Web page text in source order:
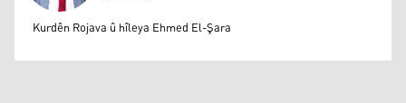
Mihemed Eli Destmalî
Kurdên Rojava û hîleya Ehmed El-Şara